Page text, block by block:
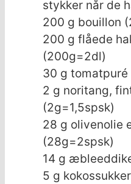
stykker når de
200 g bouillon
200 g flåede
(200g=2dl)
30 g
2 g noritang,
(2g=1,5spsk)
28 g olivenolie
(28g=2spsk)
14 g
5 g